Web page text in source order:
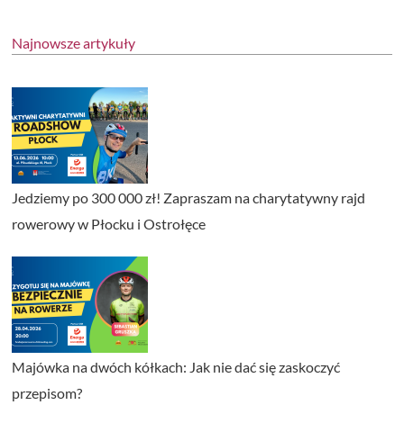
Najnowsze artykuły
Jedziemy po 300 000 zł! Zapraszam na charytatywny rajd
rowerowy w Płocku i Ostrołęce
Majówka na dwóch kółkach: Jak nie dać się zaskoczyć
przepisom?